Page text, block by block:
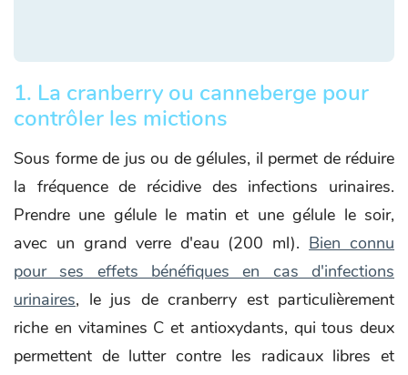
1. La cranberry ou canneberge pour
contrôler les mictions
Sous forme de jus ou de gélules, il permet de réduire
la fréquence de récidive des infections urinaires.
Prendre une gélule le matin et une gélule le soir,
avec un grand verre d'eau (200 ml). Bien connu
pour ses effets bénéfiques en cas d'infections
urinaires, le jus de cranberry est particulièrement
riche en vitamines C et antioxydants, qui tous deux
permettent de lutter contre les radicaux libres et